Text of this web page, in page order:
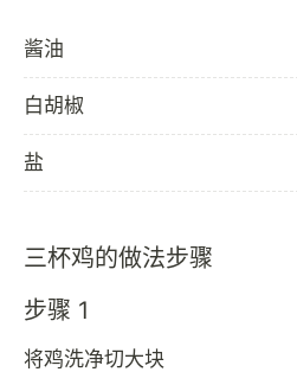
酱油
白胡椒
盐
三杯鸡的做法步骤
步骤 1
将鸡洗净切大块